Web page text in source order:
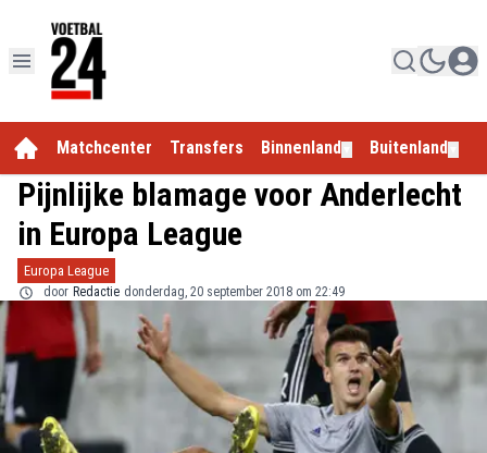
Matchcenter Transfers Binnenland Buitenland
Pijnlijke blamage voor Anderlecht
in Europa League
Europa League
door Redactie donderdag, 20 september 2018 om 22:49